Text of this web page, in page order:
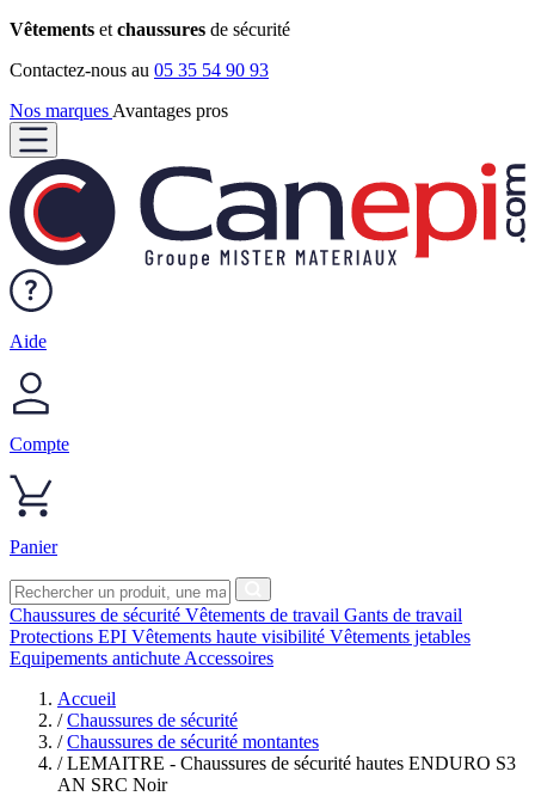
Vêtements et chaussures de sécurité
Contactez-nous au 05 35 54 90 93
Nos marques Avantages pros
Aide
Compte
Panier
Chaussures de sécurité Vêtements de travail Gants de travail
Protections EPI Vêtements haute visibilité Vêtements jetables
Equipements antichute Accessoires
Accueil
/ Chaussures de sécurité
/ Chaussures de sécurité montantes
/ LEMAITRE - Chaussures de sécurité hautes ENDURO S3
AN SRC Noir